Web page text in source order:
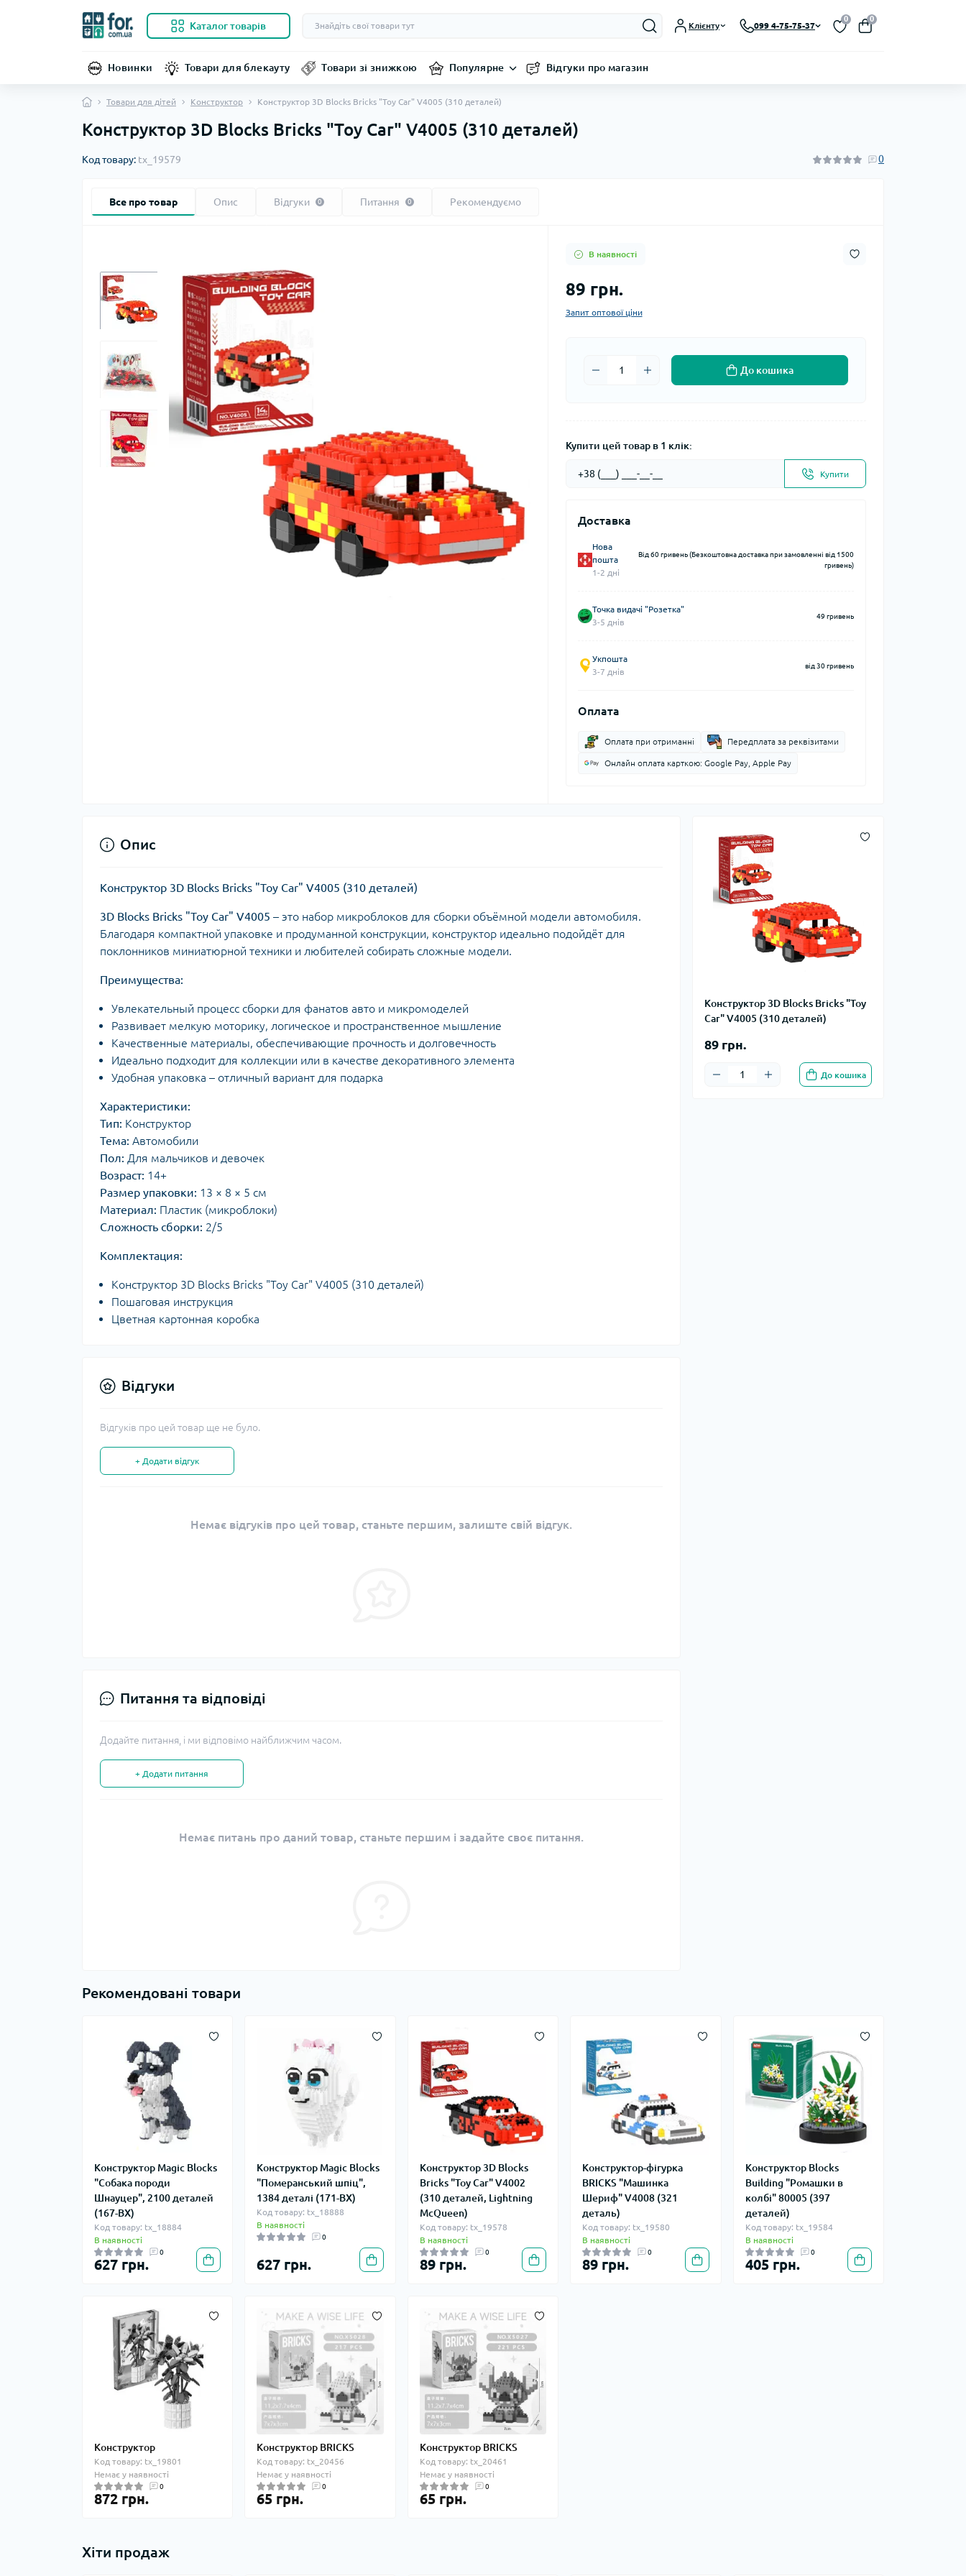
Каталог товарів Клієнту 099 4-75-75-37
0 0
Новинки Товари для блекауту Товари зі знижкою Популярне Відгуки про магазин
Товари для дітей Конструктор Конструктор 3D Blocks Bricks "Toy Car" V4005 (310 деталей)
Конструктор 3D Blocks Bricks "Toy Car" V4005 (310 деталей)
Код товару: tx_19579 0
Все про товар Опис Відгуки 0 Питання 0 Рекомендуємо
В наявності
89 грн.
Запит оптової ціни
До кошика
Купити цей товар в 1 клік:
Купити
Доставка
Нова
пошта
1-2 дні
Від 60 гривень (Безкоштовна доставка при замовленні від 1500
гривень)
Точка видачі "Розетка"
3-5 днів
49 гривень
Укпошта
3-7 днів
від 30 гривень
Оплата
Оплата при отриманні Передплата за реквізитами
Онлайн оплата карткою: Google Pay, Apple Pay
Конструктор 3D Blocks Bricks "Toy
Car" V4005 (310 деталей)
89 грн.
До кошика
Опис
Конструктор 3D Blocks Bricks "Toy Car" V4005 (310 деталей)
3D Blocks Bricks "Toy Car" V4005 – это набор микроблоков для сборки объёмной модели автомобиля.
Благодаря компактной упаковке и продуманной конструкции, конструктор идеально подойдёт для
поклонников миниатюрной техники и любителей собирать сложные модели.
Преимущества:
Увлекательный процесс сборки для фанатов авто и микромоделей
Развивает мелкую моторику, логическое и пространственное мышление
Качественные материалы, обеспечивающие прочность и долговечность
Идеально подходит для коллекции или в качестве декоративного элемента
Удобная упаковка – отличный вариант для подарка
Характеристики:
Тип: Конструктор
Тема: Автомобили
Пол: Для мальчиков и девочек
Возраст: 14+
Размер упаковки: 13 × 8 × 5 см
Материал: Пластик (микроблоки)
Сложность сборки: 2/5
Комплектация:
Конструктор 3D Blocks Bricks "Toy Car" V4005 (310 деталей)
Пошаговая инструкция
Цветная картонная коробка
Відгуки
Відгуків про цей товар ще не було.
+ Додати відгук
Немає відгуків про цей товар, станьте першим, залиште свій відгук.
Питання та відповіді
Додайте питання, і ми відповімо найближчим часом.
+ Додати питання
Немає питань про даний товар, станьте першим і задайте своє питання.
Рекомендовані товари
Конструктор Magic Blocks
"Собака породи
Шнауцер", 2100 деталей
(167-BX)
Код товару: tx_18884
В наявності
0
627 грн.
Конструктор Magic Blocks
"Померанський шпіц",
1384 деталі (171-BX)
Код товару: tx_18888
В наявності
0
627 грн.
Конструктор 3D Blocks
Bricks "Toy Car" V4002
(310 деталей, Lightning
McQueen)
Код товару: tx_19578
В наявності
0
89 грн.
Конструктор-фігурка
BRICKS "Машинка
Шериф" V4008 (321
деталь)
Код товару: tx_19580
В наявності
0
89 грн.
Конструктор Blocks
Building "Ромашки в
колбі" 80005 (397
деталей)
Код товару: tx_19584
В наявності
0
405 грн.
Конструктор
Код товару: tx_19801
Немає у наявності
0
872 грн.
Конструктор BRICKS
Код товару: tx_20456
Немає у наявності
0
65 грн.
Конструктор BRICKS
Код товару: tx_20461
Немає у наявності
0
65 грн.
Хіти продаж